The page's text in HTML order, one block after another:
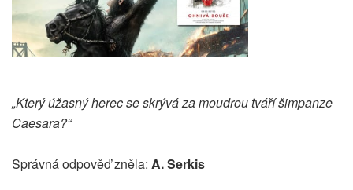
„Který úžasný herec se skrývá za moudrou tváří šimpanze
Caesara?“
Správná odpověď zněla: A. Serkis